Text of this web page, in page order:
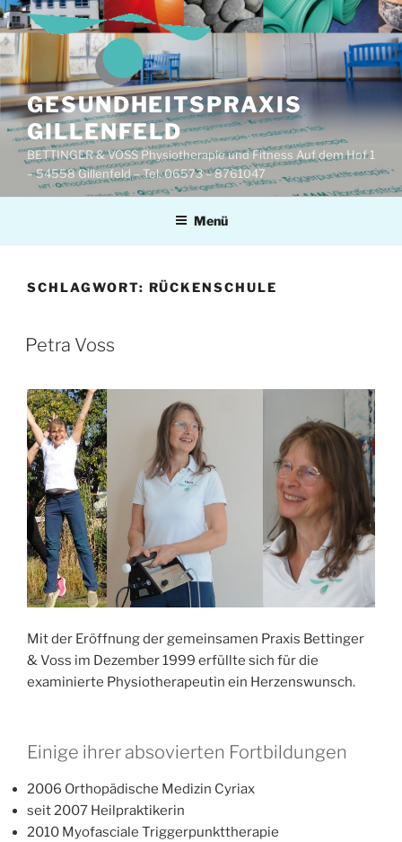
Zum
Inhalt
springen
GESUNDHEITSPRAXIS
GILLENFELD
BETTINGER & VOSS Physiotherapie und Fitness Auf dem Hof 1
– 54558 Gillenfeld – Tel. 06573 – 8761047
Menü
SCHLAGWORT: RÜCKENSCHULE
Petra Voss
Mit der Eröffnung der gemeinsamen Praxis Bettinger
& Voss im Dezember 1999 erfüllte sich für die
examinierte Physiotherapeutin ein Herzenswunsch.
Einige ihrer absovierten Fortbildungen
2006 Orthopädische Medizin Cyriax
seit 2007 Heilpraktikerin
2010 Myofasciale Triggerpunkttherapie